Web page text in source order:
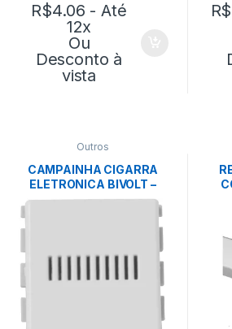
R$4.06 - Até
12x
Ou
Desconto à
vista
R$
Outros
CAMPAINHA CIGARRA
ELETRONICA BIVOLT –
TRAMONTINA